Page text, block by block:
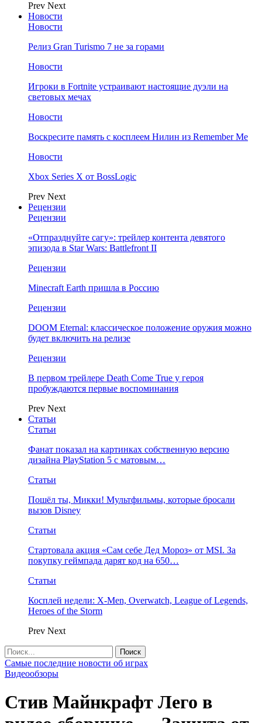
Prev Next
Новости
Новости
Релиз Gran Turismo 7 не за горами
Новости
Игроки в Fortnite устраивают настоящие дуэли на
световых мечах
Новости
Воскресите память с косплеем Нилин из Remember Me
Новости
Xbox Series X от BossLogic
Prev Next
Рецензии
Рецензии
«Отпразднуйте сагу»: трейлер контента девятого
эпизода в Star Wars: Battlefront II
Рецензии
Minecraft Earth пришла в Россию
Рецензии
DOOM Eternal: классическое положение оружия можно
будет включить на релизе
Рецензии
В первом трейлере Death Come True у героя
пробуждаются первые воспоминания
Prev Next
Статьи
Статьи
Фанат показал на картинках собственную версию
дизайна PlayStation 5 с матовым…
Статьи
Пошёл ты, Микки! Мультфильмы, которые бросали
вызов Disney
Статьи
Стартовала акция «Сам себе Дед Мороз» от MSI. За
покупку геймпада дарят код на 650…
Статьи
Косплей недели: X-Men, Overwatch, League of Legends,
Heroes of the Storm
Prev Next
Самые последние новости об играх
Видеообзоры
Стив Майнкрафт Лего в